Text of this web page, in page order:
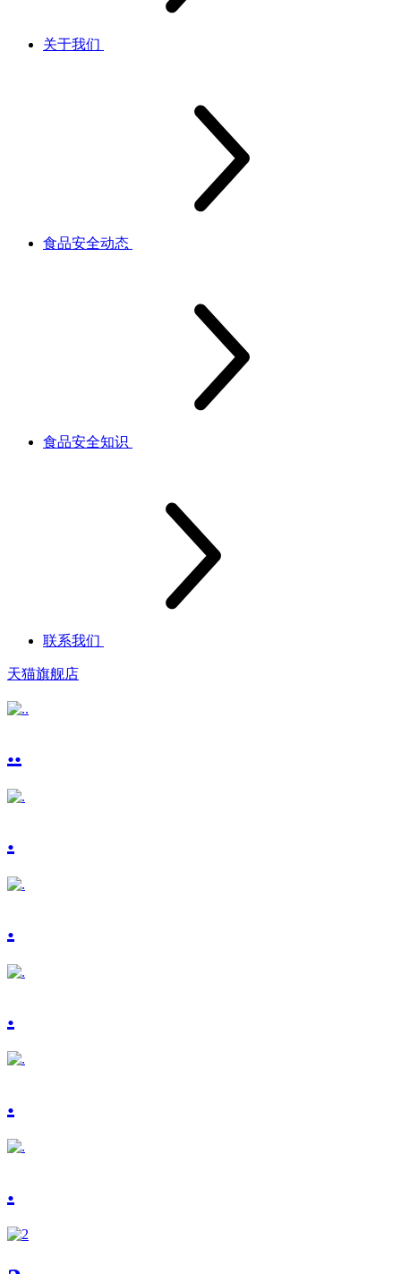
关于我们
食品安全动态
食品安全知识
联系我们
天猫旗舰店
..
.
.
.
.
.